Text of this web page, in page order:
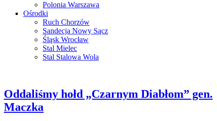
Polonia Warszawa
Ośrodki
Ruch Chorzów
Sandecja Nowy Sącz
Śląsk Wrocław
Stal Mielec
Stal Stalowa Wola
Oddaliśmy hołd „Czarnym Diabłom” gen.
Maczka